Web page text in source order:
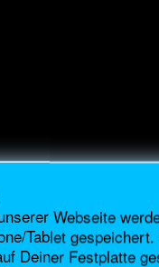
Webseite
Tablet
Deiner Festplatte